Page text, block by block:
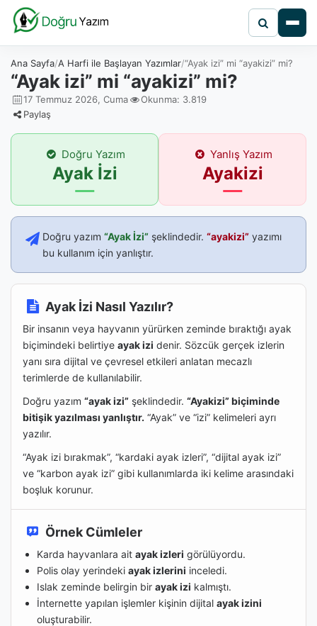
Ana Sayfa A Harfi ile Başlayan Yazımlar “Ayak izi” mi “ayakizi” mi?
“Ayak izi” mi “ayakizi” mi?
17 Temmuz 2026, Cuma
Okunma: 3.819
Paylaş
Doğru Yazım
Ayak İzi
Yanlış Yazım
Ayakizi
Doğru yazım “Ayak İzi” şeklindedir. “ayakizi” yazımı
bu kullanım için yanlıştır.
Ayak İzi Nasıl Yazılır?
Bir insanın veya hayvanın yürürken zeminde bıraktığı ayak
biçimindeki belirtiye ayak izi denir. Sözcük gerçek izlerin
yanı sıra dijital ve çevresel etkileri anlatan mecazlı
terimlerde de kullanılabilir.
Doğru yazım “ayak izi” şeklindedir. “Ayakizi” biçiminde
bitişik yazılması yanlıştır. “Ayak” ve “izi” kelimeleri ayrı
yazılır.
“Ayak izi bırakmak”, “kardaki ayak izleri”, “dijital ayak izi”
ve “karbon ayak izi” gibi kullanımlarda iki kelime arasındaki
boşluk korunur.
Örnek Cümleler
Karda hayvanlara ait ayak izleri görülüyordu.
Polis olay yerindeki ayak izlerini inceledi.
Islak zeminde belirgin bir ayak izi kalmıştı.
İnternette yapılan işlemler kişinin dijital ayak izini
oluşturabilir.